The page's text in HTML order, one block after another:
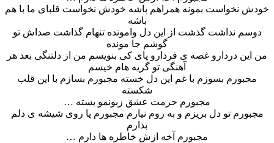
خودش نخواست بمونه همراهم باشه خودش نخواست قلبای ما با هم
باشه
دوسم نداشت گذشت از این دل وامونده تنهام گذاشت صداش تو
گوشم جا مونده
من این دردارو غصه ی فردارو پای کی بنویسم من از دلتنگی بعد هر
آهنگی تو گریه هام خیسم
مجبورم بسوزم با غم این دل خسته مجبورم بسازم با این قلب
شکسته
مجبورم حرمت عشق زبونمو بسته …
مجبورم تو دل بریزم و به روم نیارم مجبورم پا روی شیشه ی دلم
بذارم
مجبورم آخه ازش خاطره ها دارم …